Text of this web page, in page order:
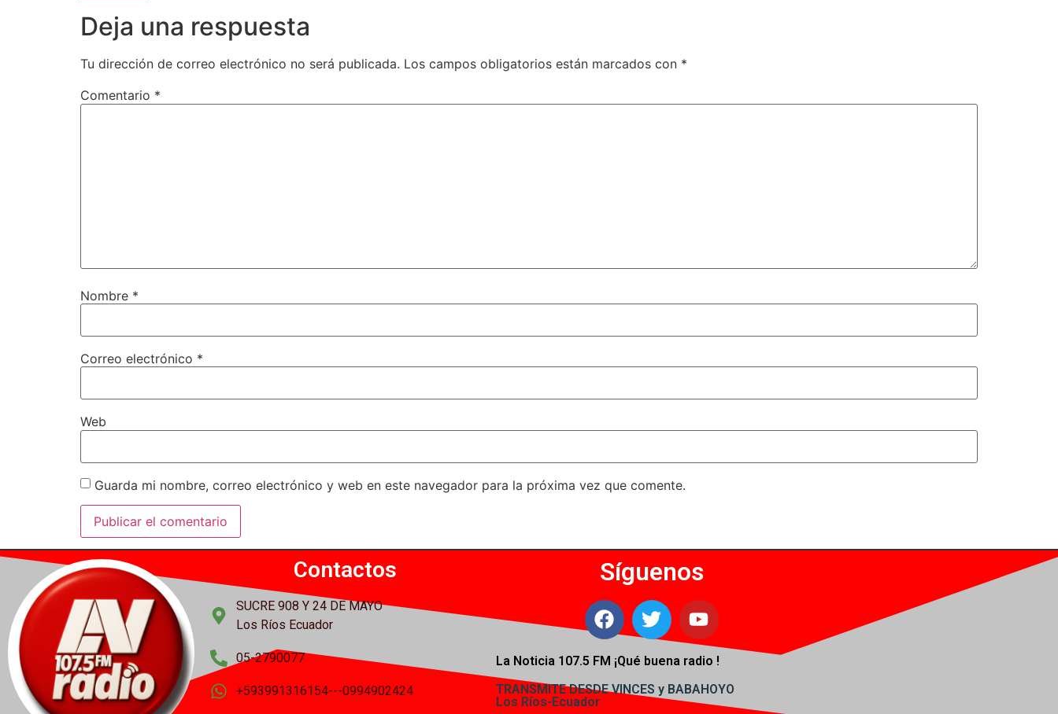
Deja una respuesta
Tu dirección de correo electrónico no será publicada. Los campos obligatorios están marcados con *
Comentario *
Nombre *
Correo electrónico *
Web
Guarda mi nombre, correo electrónico y web en este navegador para la próxima vez que comente.
Contactos
SUCRE 908 Y 24 DE MAYO
Los Ríos Ecuador
05-2790077
+593991316154---0994902424
Síguenos
La Noticia 107.5 FM ¡Qué buena radio !
TRANSMITE DESDE VINCES y BABAHOYO
Los Ríos-Ecuador